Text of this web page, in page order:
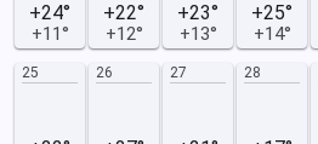
+24°
+11°
+22°
+12°
+23°
+13°
+25°
+14°
25 26 27 28